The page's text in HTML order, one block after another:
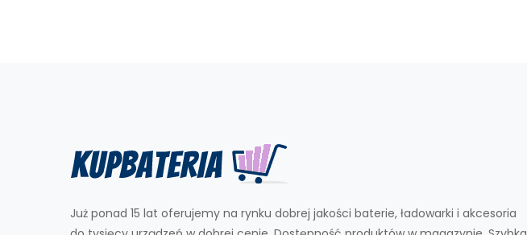
Już ponad 15 lat oferujemy na rynku dobrej jakości baterie, ładowarki i akcesoria